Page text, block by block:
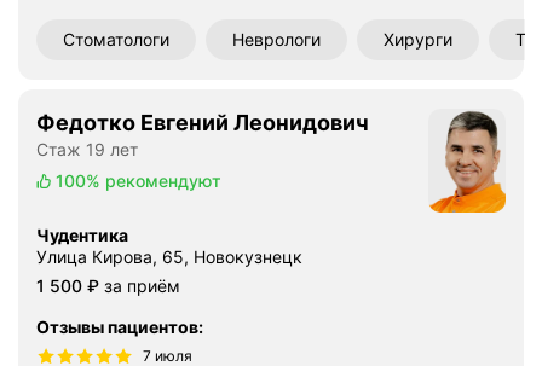
Стоматологи Неврологи Хирурги
Федотко Евгений Леонидович
Стаж 19 лет
100% рекомендуют
Чудентика
Улица Кирова, 65, Новокузнецк
Цена
1500
1 500 ₽ за приём
Отзывы пациентов:
7 июля